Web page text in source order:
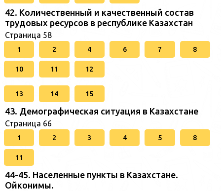
42. Количественный и качественный состав
трудовых ресурсов в республике Казахстан
Страница 58
1 2 4 6 7 8
10 11 12
13 14 15
43. Демографическая ситуация в Казахстане
Страница 66
1 2 3 4 5 8
11
44-45. Населенные пункты в Казахстане.
Ойконимы.